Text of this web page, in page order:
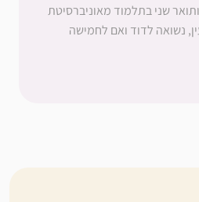
שני בתלמוד מאוניברסיטת
לדוד ואם לחמישה